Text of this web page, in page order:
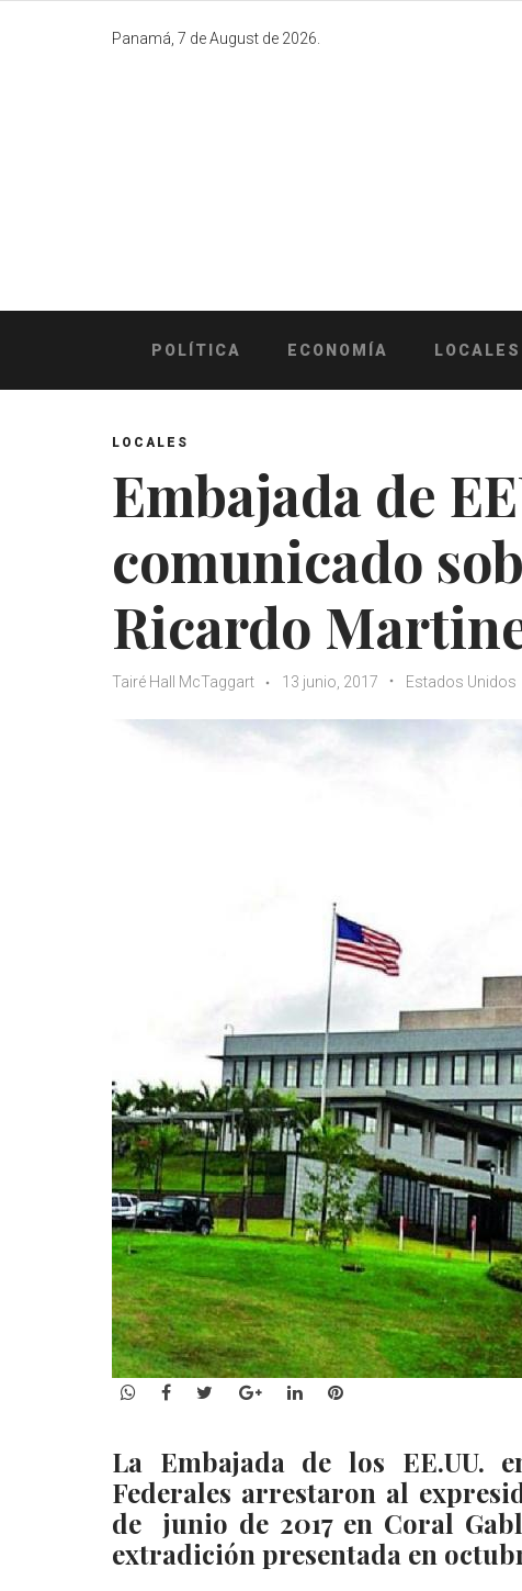
Panamá, 7 de August de 2026.
POLÍTICA ECONOMÍA LOCALES
LOCALES
Embajada de
comunicado
Ricardo
Tairé Hall McTaggart 13 junio, 2017 Estados Unidos
WhatsApp
Facebook
TwitterGoogle+LinkedInPinterest
La Embajada de los EE.UU.
Federales arrestaron al
de junio de 2017 en Coral
extradición presentada en